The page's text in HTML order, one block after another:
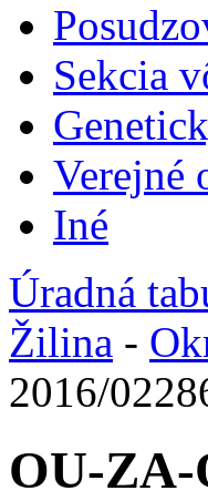
Sekcia
Verejné
Iné
Úradná
Žilina -
2016/
OU-ZA-